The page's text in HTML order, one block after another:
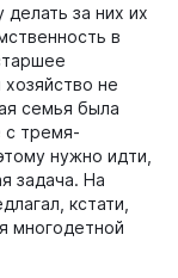
за них их
в
не
семья была
с тремя-
нужно идти,
задача. На
кстати,
многодетной